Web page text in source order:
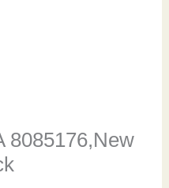
8085176,New